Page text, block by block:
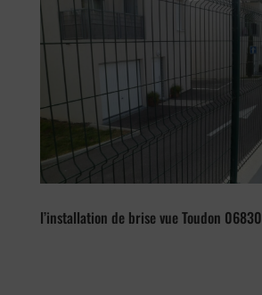
l’installation de brise vue Toudon 06830